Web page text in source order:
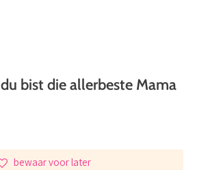
bist die allerbeste Mama
bewaar voor later